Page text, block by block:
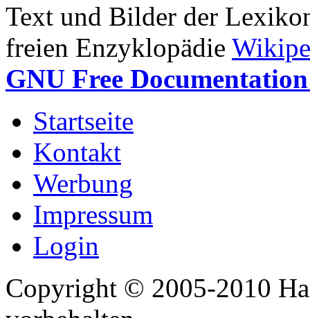
Text und Bilder der
freien Enzyklopädie
GNU Free
Startseite
Kontakt
Werbung
Impressum
Login
Copyright © 2005-2010